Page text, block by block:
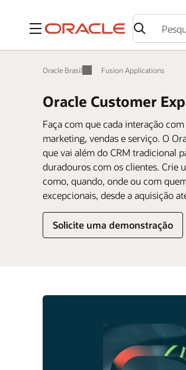
Menu
Oracle Brasil Fusion Applications
Oracle Customer
Faça com que cada interação
marketing, vendas e serviço. O
que vai além do CRM tradicional
duradouros com os clientes. Crie
como, quando, onde ou com
excepcionais, desde a aquisição
Solicite uma demonstração